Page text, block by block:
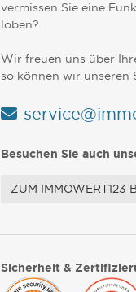
vermissen Sie eine
loben?
Wir freuen uns über
so können wir unseren
Besuchen Sie auch
ZUM IMMOWERT123
Sicherheit &